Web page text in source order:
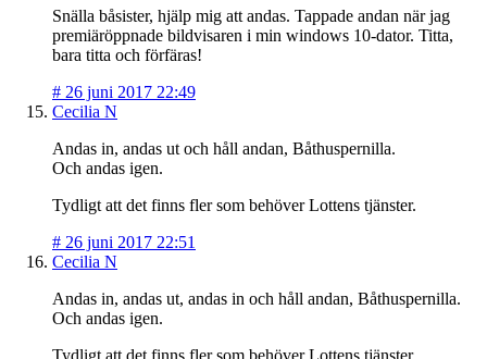
Snälla båsister, hjälp mig att andas. Tappade andan när jag
premiäröppnade bildvisaren i min windows 10-dator. Titta,
bara titta och förfäras!
# 26 juni 2017 22:49
Cecilia N
Andas in, andas ut och håll andan, Båthuspernilla.
Och andas igen.
Tydligt att det finns fler som behöver Lottens tjänster.
# 26 juni 2017 22:51
Cecilia N
Andas in, andas ut, andas in och håll andan, Båthuspernilla.
Och andas igen.
Tydligt att det finns fler som behöver Lottens tjänster.